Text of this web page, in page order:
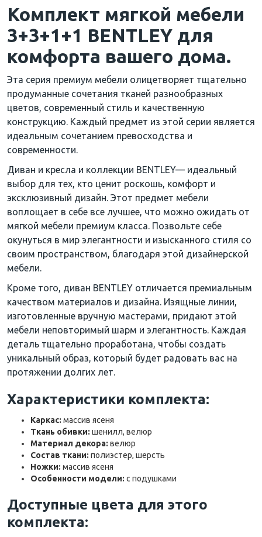
Комплект мягкой мебели
3+3+1+1 BENTLEY для
комфорта вашего дома.
Эта серия премиум мебели олицетворяет тщательно
продуманные сочетания тканей разнообразных
цветов, современный стиль и качественную
конструкцию. Каждый предмет из этой серии является
идеальным сочетанием превосходства и
современности.
Диван и кресла и коллекции BENTLEY— идеальный
выбор для тех, кто ценит роскошь, комфорт и
эксклюзивный дизайн. Этот предмет мебели
воплощает в себе все лучшее, что можно ожидать от
мягкой мебели премиум класса. Позвольте себе
окунуться в мир элегантности и изысканного стиля со
своим пространством, благодаря этой дизайнерской
мебели.
Кроме того, диван BENTLEY отличается премиальным
качеством материалов и дизайна. Изящные линии,
изготовленные вручную мастерами, придают этой
мебели неповторимый шарм и элегантность. Каждая
деталь тщательно проработана, чтобы создать
уникальный образ, который будет радовать вас на
протяжении долгих лет.
Характеристики комплекта:
Каркас: массив ясеня
Ткань обивки: шенилл, велюр
Материал декора: велюр
Состав ткани: полиэстер, шерсть
Ножки: массив ясеня
Особенности модели: с подушками
Доступные цвета для этого
комплекта: